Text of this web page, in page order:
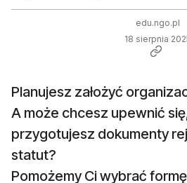
edu.ngo.pl
18 sierpnia
Planujesz założyć
A może chcesz upewnić
przygotujesz dokumenty
statut?
Pomożemy Ci wybrać